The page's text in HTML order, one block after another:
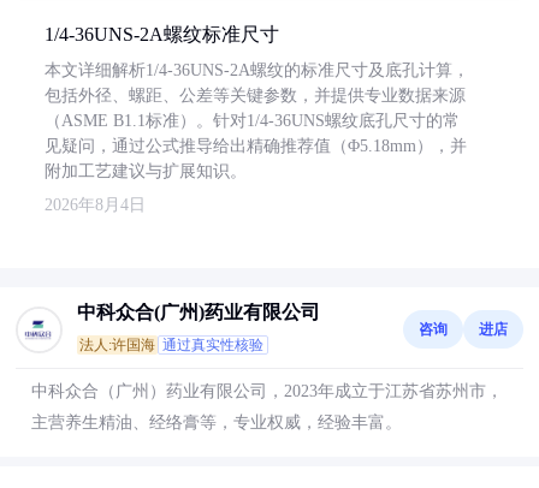
1/4-36UNS-2A螺纹标准尺寸
本文详细解析1/4-36UNS-2A螺纹的标准尺寸及底孔计算，
包括外径、螺距、公差等关键参数，并提供专业数据来源
（ASME B1.1标准）。针对1/4-36UNS螺纹底孔尺寸的常
见疑问，通过公式推导给出精确推荐值（Φ5.18mm），并
附加工艺建议与扩展知识。
2026年8月4日
中科众合(广州)药业有限公司
法人:许国海 通过真实性核验
咨询 进店
中科众合（广州）药业有限公司，2023年成立于江苏省苏州市，
主营养生精油、经络膏等，专业权威，经验丰富。